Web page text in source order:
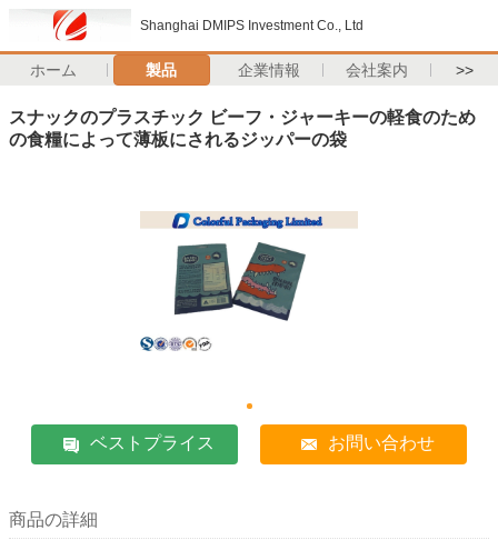
Shanghai DMIPS Investment Co., Ltd
ホーム 製品 企業情報 会社案内 >>
スナックのプラスチック ビーフ・ジャーキーの軽食のため
の食糧によって薄板にされるジッパーの袋
ベストプライス お問い合わせ
商品の詳細